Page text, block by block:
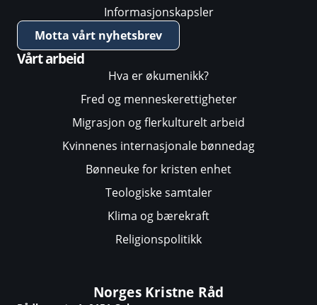
Informasjonskapsler
Motta vårt nyhetsbrev
Vårt arbeid
Hva er økumenikk?
Fred og menneskerettigheter
Migrasjon og flerkulturelt arbeid
Kvinnenes internasjonale bønnedag
Bønneuke for kristen enhet
Teologiske samtaler
Klima og bærekraft
Religionspolitikk
Norges Kristne Råd